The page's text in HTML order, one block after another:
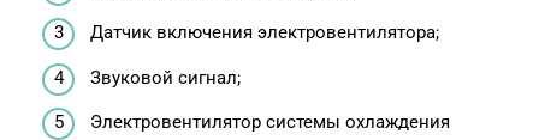
Датчик включения электровентилятора;
Звуковой сигнал;
Электровентилятор системы охлаждения